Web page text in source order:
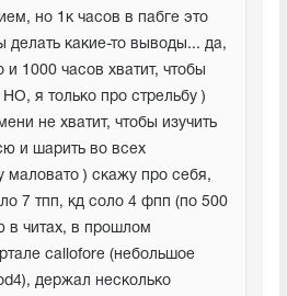
но 1к часов в пабге это
делать какие-то выводы... да,
1000 часов хватит, чтобы
я только про стрельбу )
не хватит, чтобы изучить
и шарить во всех
маловато ) скажу про себя,
7 тпп, кд соло 4 фпп (по 500
в читах, в прошлом
callofore (небольшое
держал несколько